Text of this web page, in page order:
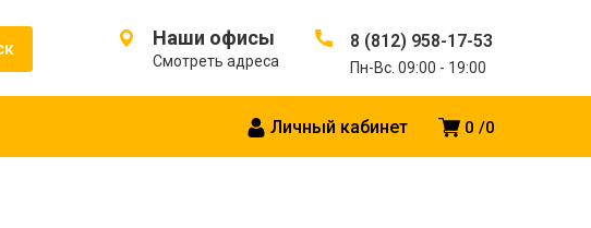
Наши офисы
Смотреть адреса
8 (812) 958-17-53
Пн-Вс. 09:00 - 19:00
0 0
Личный кабинет